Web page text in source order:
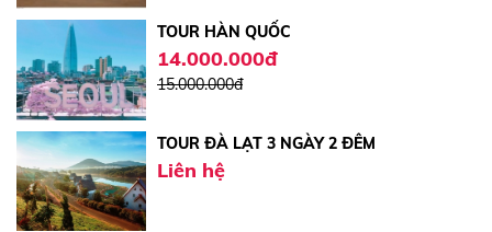
14.000.000đ
15.000.000đ